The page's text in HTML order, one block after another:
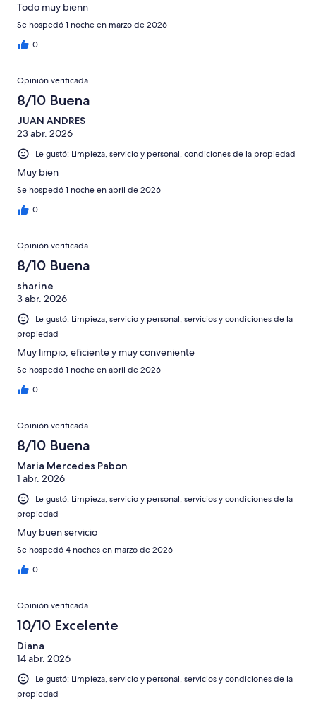
Todo muy bienn
Se hospedó 1 noche en marzo de 2026
0
Opinión verificada
8/10 Buena
JUAN ANDRES
23 abr. 2026
Le gustó: Limpieza, servicio y personal, condiciones de la propiedad
Muy bien
Se hospedó 1 noche en abril de 2026
0
Opinión verificada
8/10 Buena
sharine
3 abr. 2026
Le gustó: Limpieza, servicio y personal, servicios y condiciones de la
propiedad
Muy limpio, eficiente y muy conveniente
Se hospedó 1 noche en abril de 2026
0
Opinión verificada
8/10 Buena
Maria Mercedes Pabon
1 abr. 2026
Le gustó: Limpieza, servicio y personal, servicios y condiciones de la
propiedad
Muy buen servicio
Se hospedó 4 noches en marzo de 2026
0
Opinión verificada
10/10 Excelente
Diana
14 abr. 2026
Le gustó: Limpieza, servicio y personal, servicios y condiciones de la
propiedad